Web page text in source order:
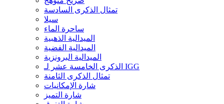
تمثال الذكرى السادسة
سيلا
ساحرة الماء
الميدالية الذهبية
الميدالية الفضية
الميدالية البرونزية
الذكرى الخامسة عشر لـ IGG
تمثال الذكرى الثامنة
شارة الإمكانيات
شارة التميز